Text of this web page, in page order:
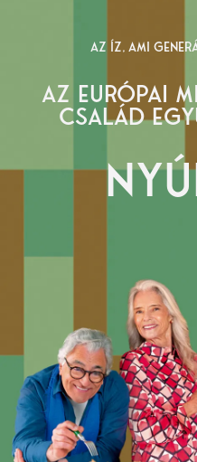
AZ ÍZ, AMI
AZ EURÓPAI
CSALÁD